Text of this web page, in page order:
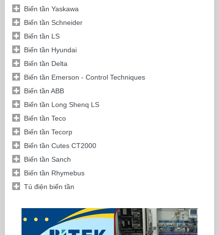
Biến tần Yaskawa
Biến tần Schneider
Biến tần LS
Biến tần Hyundai
Biến tần Delta
Biến tần Emerson - Control Techniques
Biến tần ABB
Biến tần Long Shenq LS
Biến tần Teco
Biến tần Tecorp
Biến tần Cutes CT2000
Biến tần Sanch
Biến tần Rhymebus
Tủ điện biến tần